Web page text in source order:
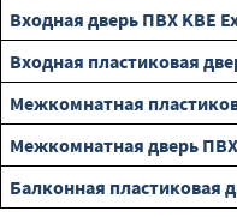
Входная дверь ПВХ KBE
Входная пластиковая
Межкомнатная
Межкомнатная дверь ПВХ
Балконная пластиковая